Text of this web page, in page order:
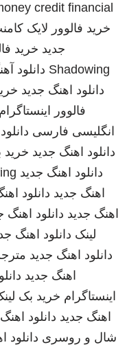
credit financial
خرید فالوور لایک
جدید خرید
Shadowing دانلود
دانلود اهنگ جدید
فالوور اینستاگرام
انگلیسی فارسی
دانلود اهنگ جدید خرید
دانلود اهنگ جدید
اهنگ جدید دانلود
اهنگ جدید دانلود اهنگ
لینک دانلود اهنگ
دانلود اهنگ جدید
اهنگ جدید
اینستاگرام خرید بک
اهنگ جدید دانلود
شال و روسری دانلود